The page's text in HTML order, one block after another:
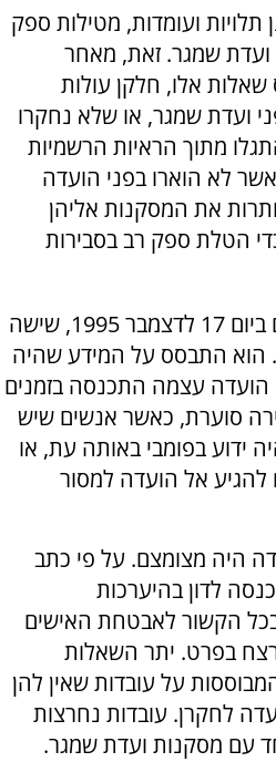
תלויות ועומדות, מטילות ספק
ועדת שמגר. זאת, מאחר
שאלות אלו, חלקן עולות
ועדת שמגר, או שלא נחקרו
מתוך הראיות הרשמיות
לא הוארו בפני הועדה
את המסקנות אליהן
הטלת ספק רב בסבירות
4. דו"ח ועדת שמגר נחתם ביום 17 לדצמבר 1995, שישה
הוא התבסס על המידע שהיה
עצמה התכנסה בזמנים
סוערת, כאשר אנשים שיש
ידוע בפומבי באותה עת, או
אל הועדה למסור
היה מצומצם. על פי כתב
לדון בהיערכות
הקשור לאבטחת האישים
בפרט. יתר השאלות
על עובדות שאין להן
לחקרן. עובדות נחרצות
עם מסקנות ועדת שמגר.